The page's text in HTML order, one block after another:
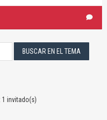
1 invitado(s)